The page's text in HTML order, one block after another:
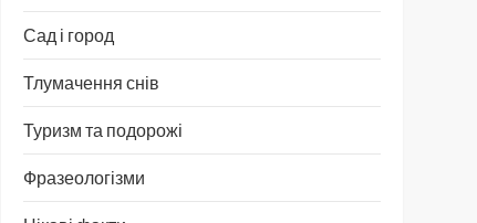
Сад і город
Тлумачення снів
Туризм та подорожі
Фразеологізми